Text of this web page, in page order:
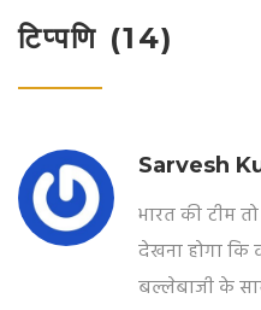
टिप्पणि (14)
Sarvesh
भारत की टीम
देखना होगा
बल्लेबाजी के